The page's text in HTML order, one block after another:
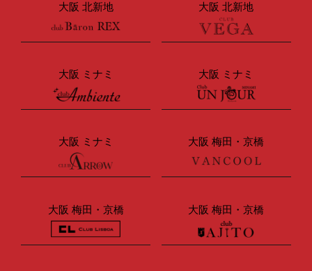
大阪 北新地 大阪 北新地
大阪 ミナミ 大阪 ミナミ
大阪 ミナミ 大阪 梅田・京橋
大阪 梅田・京橋 大阪 梅田・京橋